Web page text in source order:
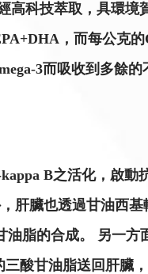
高科技萃取，具環境
，而每公克
3而吸收到多餘的
B之活化，啟動
肝臟也透過甘油西
脂的合成。 另一方
酸甘油脂送回肝臟